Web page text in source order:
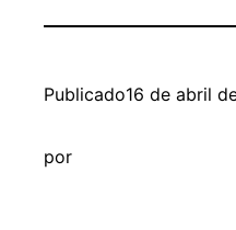
Publicado16 de abril
por